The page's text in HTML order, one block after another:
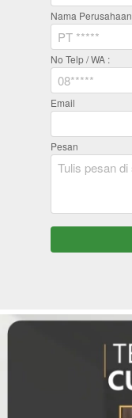
Nama Perusahaan
No Telp / WA :
Email
Pesan